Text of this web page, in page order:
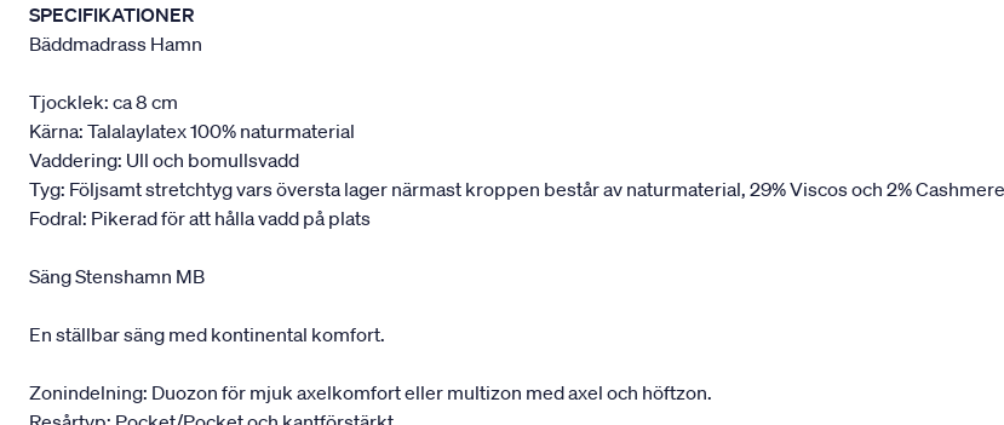
SPECIFIKATIONER
Bäddmadrass Hamn
Tjocklek: ca 8 cm
Kärna: Talalaylatex 100% naturmaterial
Vaddering: Ull och bomullsvadd
Tyg: Följsamt stretchtyg vars översta lager närmast kroppen består av naturmaterial, 29% Viscos och 2%
Fodral: Pikerad för att hålla vadd på plats
Säng Stenshamn MB
En ställbar säng med kontinental komfort.
Zonindelning: Duozon för mjuk axelkomfort eller multizon med axel och höftzon.